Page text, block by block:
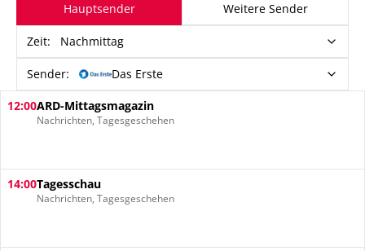
Hauptsender Weitere Sender
Zeit: Nachmittag
Sender: Das Erste
12:00ARD-Mittagsmagazin
Nachrichten, Tagesgeschehen
14:00Tagesschau
Nachrichten, Tagesgeschehen